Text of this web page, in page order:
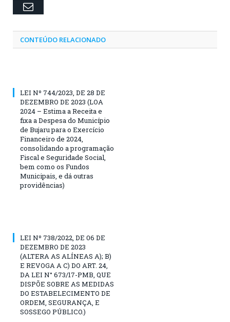
Email
CONTEÚDO RELACIONADO
LEI Nº 744/2023, DE 28 DE
DEZEMBRO DE 2023 (LOA
2024 – Estima a Receita e
fixa a Despesa do Município
de Bujaru para o Exercício
Financeiro de 2024,
consolidando a programação
Fiscal e Seguridade Social,
bem como os Fundos
Municipais, e dá outras
providências)
LEI Nº 738/2022, DE 06 DE
DEZEMBRO DE 2023
(ALTERA AS ALÍNEAS A); B)
E REVOGA A C) DO ART. 24,
DA LEI N° 673/17-PMB, QUE
DISPÕE SOBRE AS MEDIDAS
DO ESTABELECIMENTO DE
ORDEM, SEGURANÇA, E
SOSSEGO PÚBLICO.)